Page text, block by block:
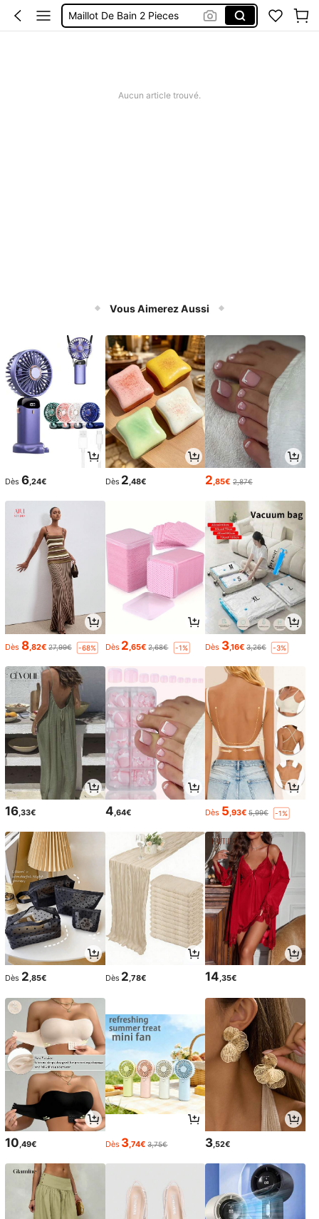
Maillot De Bain 2 Pieces
Aucun article trouvé.
Vous Aimerez Aussi
Dès 6,24€ Dès 2 ,48€ 2 ,85€ 2,87€
Dès 8,82€ 27,99€ -68% Dès 2,65€ 2,68€ -1% Dès 3,16€ 3,26€ -3%
16,33€ 4,64€ Dès 5,93€ 5,99€ -1%
Dès 2,85€ Dès 2,78€ 14,35€
10 ,49€ Dès 3 ,74€ 3,75€ 3 ,52€